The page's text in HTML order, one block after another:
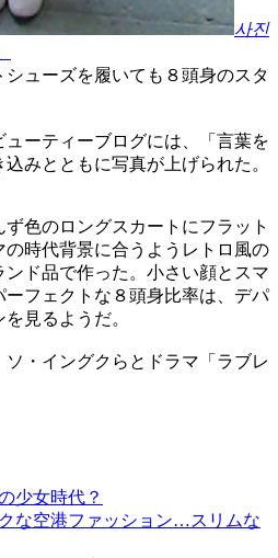
사진
ューズを履いても８頭身のスタ
ーティーブログには、「言葉を
みとともに写真が上げられた。
色のロングスカートにフラット
時代背景に合うようレトロ風の
ド品で作った。小さい顔とスマ
フェクトな８頭身比率は、デパ
見るようだ。
・イングクらとドラマ「ラブレ
少女時代？
な空港ファッション…スリムな